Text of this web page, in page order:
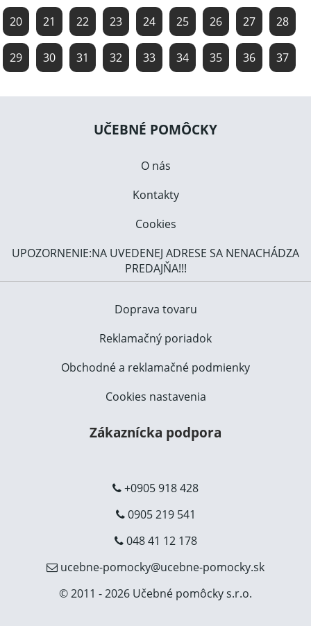
20 21 22 23 24 25 26 27 28
29 30 31 32 33 34 35 36 37
UČEBNÉ POMÔCKY
O nás
Kontakty
Cookies
UPOZORNENIE:NA UVEDENEJ ADRESE SA NENACHÁDZA
PREDAJŇA!!!
Doprava tovaru
Reklamačný poriadok
Obchodné a reklamačné podmienky
Cookies nastavenia
Zákaznícka podpora
+0905 918 428
0905 219 541
048 41 12 178
ucebne-pomocky@ucebne-pomocky.sk
© 2011 - 2026 Učebné pomôcky s.r.o.